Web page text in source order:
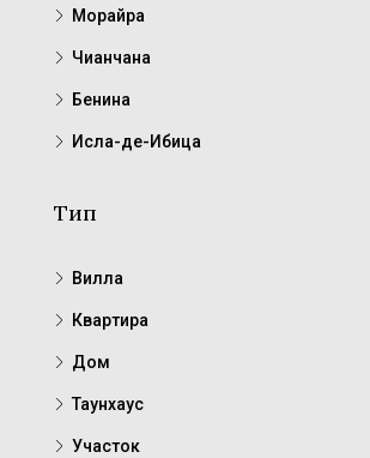
Морайра
Чианчана
Бенина
Исла-де-Ибица
Тип
Вилла
Квартира
Дом
Таунхаус
Участок